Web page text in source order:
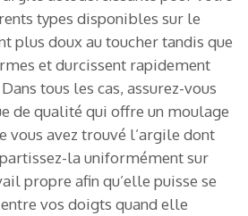
types disponibles sur le
plus doux au toucher tandis que
et durcissent rapidement
tous les cas, assurez-vous
de qualité qui offre un moulage
vous avez trouvé l’argile dont
la uniformément sur
propre afin qu’elle puisse se
vos doigts quand elle